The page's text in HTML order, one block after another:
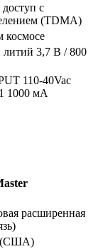
с
(TDMA)
космосе
3,7 В / 800
110-40Vac
1000 мА
расширенная
(США)